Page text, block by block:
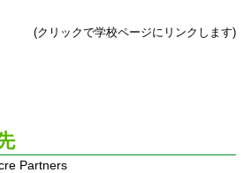
(クリックで学校ページにリンクします)
Partners